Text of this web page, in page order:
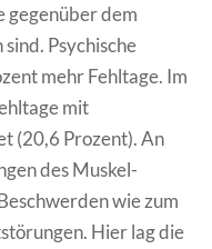
gegenüber dem
Psychische
mehr Fehltage. Im
mit
(20,6 Prozent). An
des Muskel-
wie zum
Hier lag die